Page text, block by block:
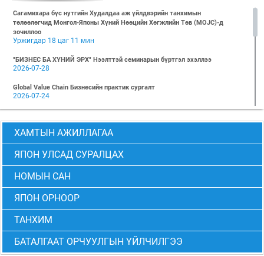
Сагамихара бүс нутгийн Худалдаа аж үйлдвэрийн танхимын
төлөөлөгчид Монгол-Японы Хүний Нөөцийн Хөгжлийн Төв (MOJC)-д
зочиллоо
Уржигдар 18 цаг 11 мин
"БИЗНЕС БА ХҮНИЙ ЭРХ" Нээлттэй семинарын бүртгэл эхэллээ
2026-07-28
Global Value Chain Бизнесийн практик сургалт
2026-07-24
2026-07-08
2026 БИЗНЕСИЙН ҮНДСЭН СУРГАЛТ-УДИРДЛАГЫН АНГИ 29 дэх элсэлт
2026-07-06
ЭЛСЭЛТИЙН “CEO” болон “PMP” АНГИЙН ТӨГСӨЛТ АМЖИЛТТАЙ БОЛЖ
ӨНДӨРЛӨВ
2026-06-24
Монгол-Японы төвөөс 2026 оны 6-р сарын 6-ны өдөр “Төслийн
Хитачи бүсийн аж үйлдвэрийн дэмжлэгийн төвийн төлөөлөгчдийг хүлээн
ХАМТЫН АЖИЛЛАГАА
ЯПОН УЛСАД СУРАЛЦАХ
НОМЫН САН
ЯПОН ОРНООР
ТАНХИМ
БАТАЛГААТ ОРЧУУЛГЫН ҮЙЛЧИЛГЭЭ